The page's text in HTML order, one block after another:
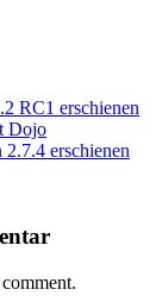
RC1 erschienen
Dojo
erschienen